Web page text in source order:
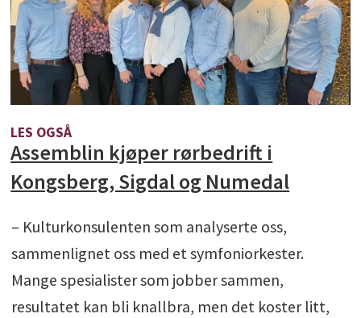
LES OGSÅ
Assemblin kjøper rørbedrift i
Kongsberg, Sigdal og Numedal
– Kulturkonsulenten som analyserte oss,
sammenlignet oss med et symfoniorkester.
Mange spesialister som jobber sammen,
resultatet kan bli knallbra, men det koster litt,